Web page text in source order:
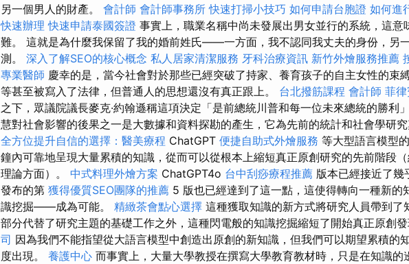
另一個男人的財產。 會計師 會計師事務所 快速打掃小技巧 如何申請台胞證 如何進
快速辦理 快速申請泰國簽證 事實上，職業名稱中尚未發展出男女並行的系統，這意
難。 這就是為什麼我保留了我的婚前姓氏——一方面，我不認同我丈夫的身份，另
測。 深入了解SEO的核心概念 私人居家清潔服務 牙科治療資訊 新竹外燴服務推薦
專業醫師 慶幸的是，當今社會對於那些已經突破了持家、養育孩子的自主女性的束
等甚至被寫入了法律，但普通人的思想還沒有真正跟上。 台北撥筋課程 會計師 菲
之下，眾議院議長麥克·約翰遜稱這項決定「是前總統川普和每一位未來總統的勝利
慧對社會影響的後果之一是大數據和資料探勘的產生，它為先前的統計和社會學研
全方位提升自信的選擇：醫美療程 ChatGPT 便捷自助式外燴服務 等大型語言模型
鐘內可靠地呈現大量累積的知識，從而可以從根本上縮短真正原創研究的先前階段
理論方面）。 中式料理外燴方案 ChatGPT4o 台中刮痧療程推薦 版本已經接近了幾
發布的第 獲得優質SEO團隊的推薦 5 版也已經達到了這一點，這使得轉向一種新
識挖掘——成為可能。 精緻茶會點心選擇 這種獲取知識的新方式將研究人員帶到了
部分代替了研究主題的基礎工作之外，這種閃電般的知識挖掘縮短了開始真正原創
司 因為我們不能指望從大語言模型中創造出原創的新知識，但我們可以期望累積的
度出現。 養護中心 而事實上，大量大學教授在撰寫大學教育教材時，只是在知識的